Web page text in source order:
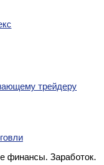
трейдеру
финансы. Заработок.